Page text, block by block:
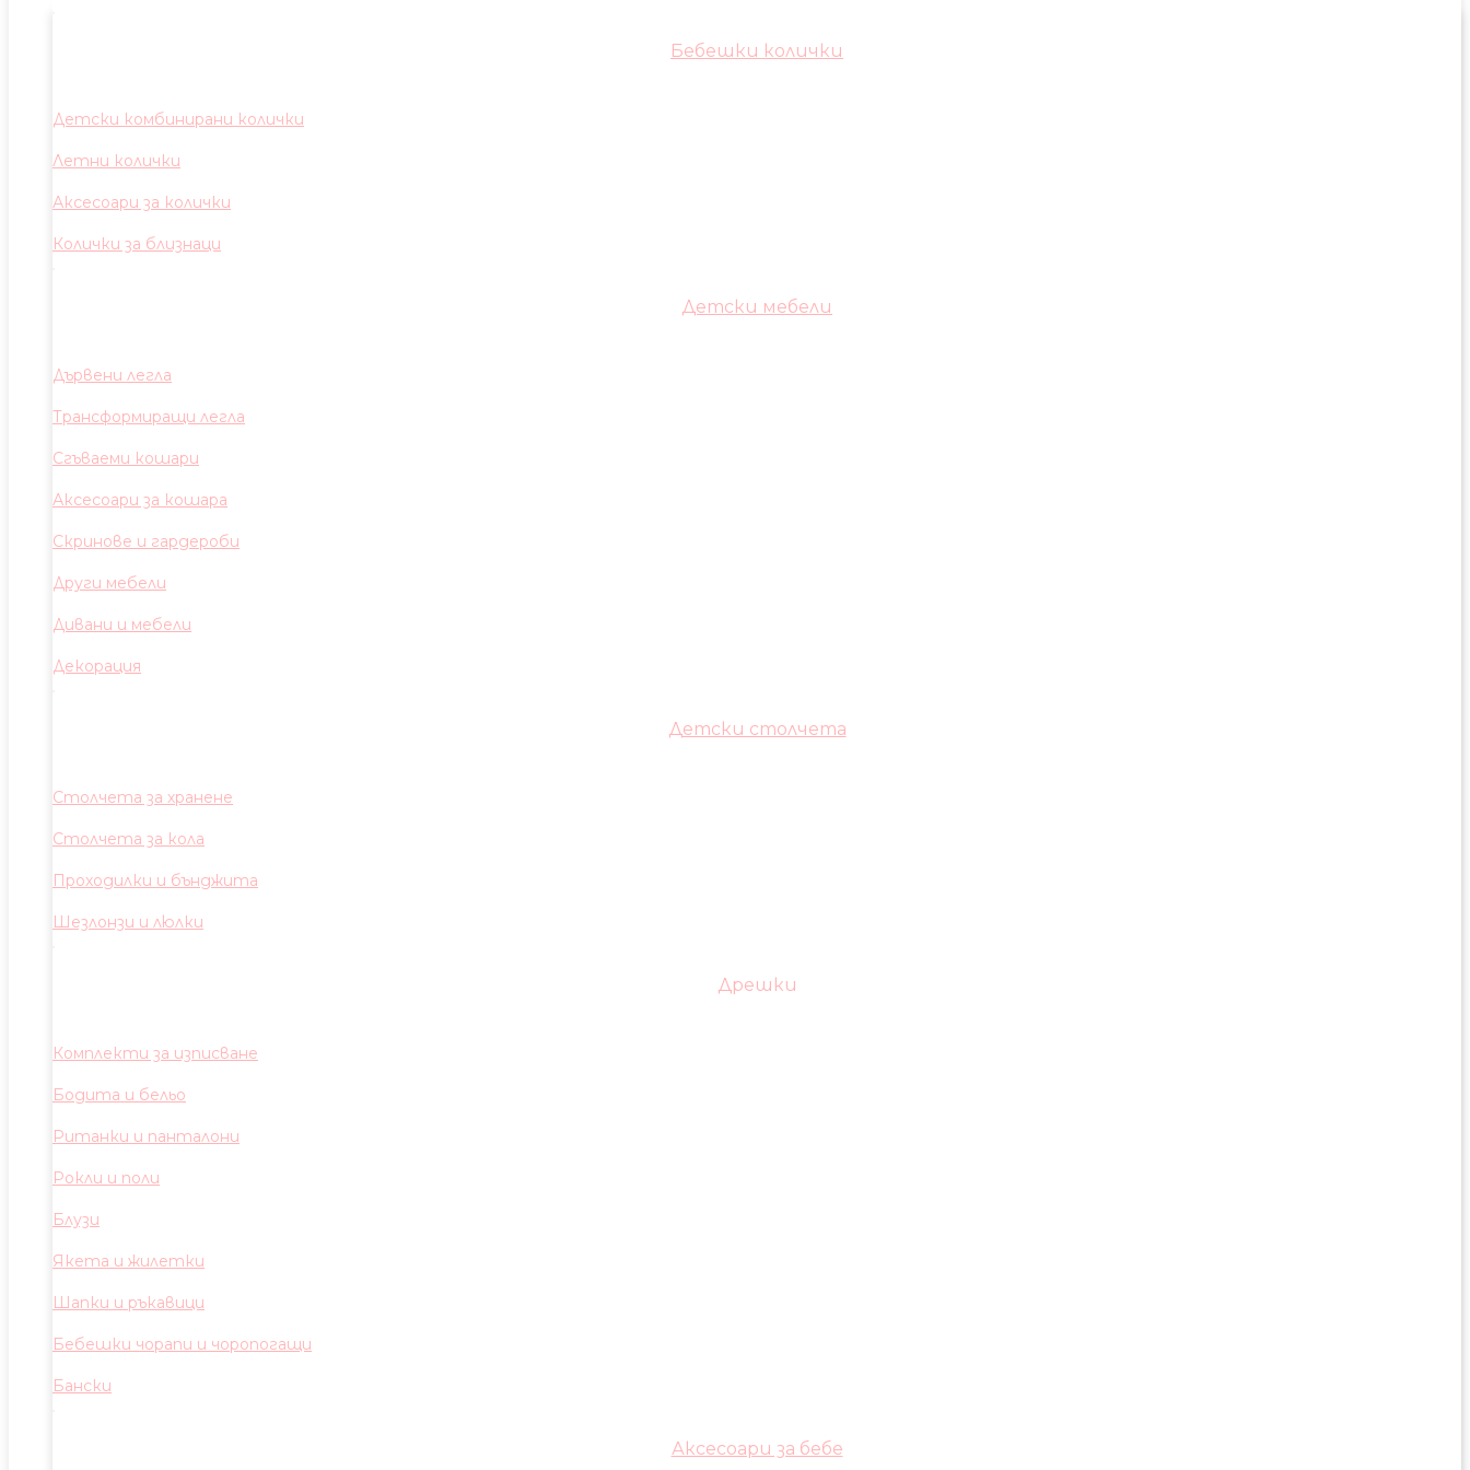
Бебешки колички
Детски комбинирани колички
Летни колички
Аксесоари за колички
Колички за близнаци
Детски мебели
Дървени легла
Трансформиращи легла
Сгъваеми кошари
Аксесоари за кошара
Скринове и гардероби
Други мебели
Дивани и мебели
Декорация
Детски столчета
Столчета за хранене
Столчета за кола
Проходилки и бънджита
Шезлонзи и люлки
Дрешки
Комплекти за изписване
Бодита и бельо
Ританки и панталони
Рокли и поли
Блузи
Якета и жилетки
Шапки и ръкавици
Бебешки чорапи и чоропогащи
Бански
Аксесоари за бебе